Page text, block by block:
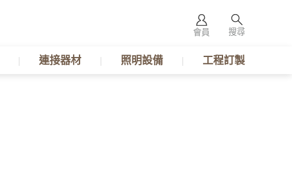
會員 搜尋
連接器材 照明設備 工程訂製